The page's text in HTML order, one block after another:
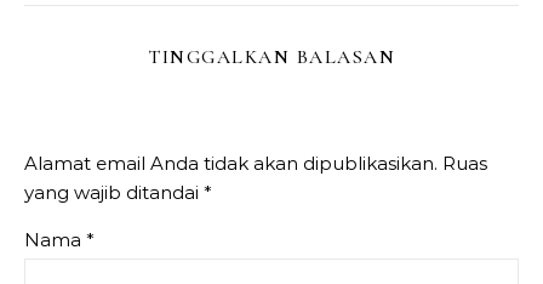
TINGGALKAN BALASAN
Alamat email Anda tidak akan dipublikasikan. Ruas
yang wajib ditandai *
Nama *